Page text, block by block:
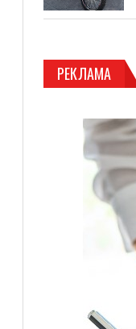
РЕКЛАМА